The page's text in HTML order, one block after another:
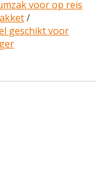
voor op reis
/
geschikt voor